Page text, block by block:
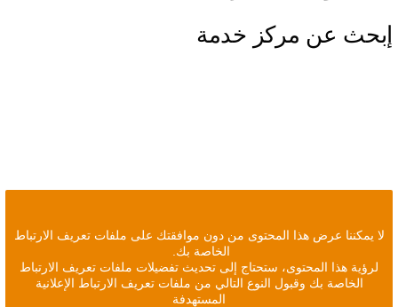
إبحث عن مركز خدمة
لا يمكننا عرض هذا المحتوى من دون موافقتك على ملفات تعريف الارتباط
الخاصة بك.
لرؤية هذا المحتوى، ستحتاج إلى تحديث تفضيلات ملفات تعريف الارتباط
الخاصة بك وقبول النوع التالي من ملفات تعريف الارتباط الإعلانية
المستهدفة